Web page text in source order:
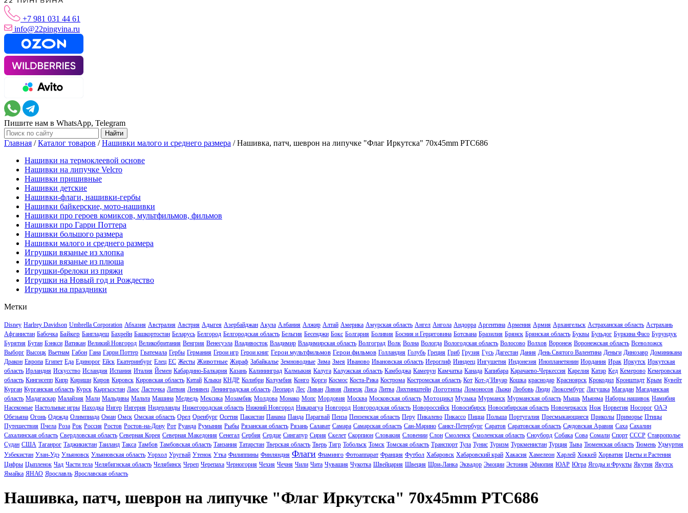
+7 981 031 44 61
info@22pingvina.ru
Пишите нам в WhatsApp, Telegram
Главная /Каталог товаров /Нашивки малого и среднего размера /Нашивка, патч, шеврон на липучке "Флаг Иркутска" 70x45mm PTC686
Нашивки на термоклеевой основе
Нашивки на липучке Velcro
Нашивки пришивные
Нашивки детские
Нашивки-флаги, нашивки-гербы
Нашивки байкерские, мото-нашивки
Нашивки про героев комиксов, мультфильмов, фильмов
Нашивки про Гарри Поттера
Нашивки большого размера
Нашивки малого и среднего размера
Игрушки вязаные из хлопка
Игрушки вязаные из плюша
Игрушки-брелоки из пряжи
Игрушки на Новый год и Рождество
Игрушки на праздники
Метки
Disney Harlrey Davidson Umbrella Corporation Абхазия Австралия Австрия Адыгея Азербайджан Акула Албания Алжир Алтай Америка Амурская область Ангел Ангола Андорра Аргентина Армения Армия Архангельск Астраханская область Астрахань
Афганистан Бабочка Байкер Бангладеш Бахрейн Башкортостан Беларусь Белгород Белгородская область Бельгия Бесенджи Бокс Болгария Боливия Босния и Герцеговина Ботсвана Бразилия Брянск Брянская область Буквы Бульдог Буркина Фасо Бурундук
Бурятия Бутан Бэнкси Ватикан Великий Новгород Великобритания Венгрия Венесуэла Владивосток Владимир Владимирская область Волгоград Волк Волна Вологда Вологодская область Волосово Волхов Воронеж Воронежская область Всеволожск
Выборг Высоцк Вьетнам Габон Гана Гарри Поттер Гватемала Гербы Германия Герои игр Герои книг Герои мультфильмов Герои фильмов Голландия Голубь Греция Гриб Грузия Гусь Дагестан Дания День Святого Валентина Деньги Динозавр Доминикана
Дракон Европа Египет Еда Единорог Ейск Екатеринбург Елец ЕС Жесты Животные Жираф Забайкалье Земноводные Зима Змея Иваново Ивановская область Иероглиф Ииндеец Ингушетия Индонезия Инопланетянин Иордания Ирак Иркутск Иркутская
область Ирландия Искусство Исландия Испания Италия Йемен Кабардино-Балкария Казань Калининград Калмыкия Калуга Калужская область Камбоджа Камерун Камчатка Канада Капибара Карачаево-Черкессия Карелия Катар Кед Кемерово Кемеровская
область Кингисепп Кипр Кириши Киров Кировск Кировская область Китай Клыки КНДР Колибри Колумбия Конго Корги Космос Коста-Рика Кострома Костромская область Кот Кот-д’Ивуар Кошка краснодар Красноярск Крокодил Кронштадт Крым Кувейт
Курган Курганская область Курск Кыргызстан Лаос Ласточка Латвия Ленивец Ленинградская область Леопард Лес Ливан Ливия Липецк Лиса Литва Лихтинштейн Логотипы Ломоносов Лыжи Любовь Люди Люксембург Лягушка Магадан Магаданская
область Мадагаскар Малайзия Мали Мальдивы Мальта Машина Медведь Мексика Мозамбик Молдова Монако Мопс Мордовия Москва Московская область Мотоцикл Музыка Мурманск Мурманская область Мышь Мьянма Наборы нашивок Намибия
Насекомые Настольные игры Находка Нигер Нигерия Нидерланды Нижегородская область Нижний Новгород Никарагуа Новгород Новгородская область Новороссийск Новосибирск Новосибирская область Новочеркасск Нож Норвегия Носорог ОАЭ
Обезьяна Огонь Одежда Олимпиада Оман Омск Омская область Орел Оренбург Осетия Пакистан Панама Панда Парагвай Пенза Пензенская область Перу Пикалево Пикассо Пицца Польша Португалия Пресмыкающиеся Приколы Приморье Птицы
Путешествия Пчела Роза Рок Россия Ростов Ростов-на-Дону Рот Руанда Румыния Рыбы Рязанская область Рязань Салават Самара Самарская область Сан-Марино Санкт-Петербург Саратов Саратовская область Саудовская Аравия Саха Сахалин
Сахалинская область Свердловская область Северная Корея Северная Македония Сенегал Сербия Сердце Сингапур Сирия Скелет Скорпион Словакия Словении Слон Смоленск Смоленская область Сноуборд Собака Сова Сомали Спорт СССР Ставрополье
Судан США Таганрог Таджикистан Таиланд Такса Тамбов Тамбовская область Танзания Татарстан Тверская область Тверь Тигр Тобольск Томск Томская область Транспорт Тула Тунис Туризм Туркменистан Турция Тыва Тюменская область Тюмень Удмуртия
Узбекистан Улан-Удэ Ульяновск Ульяновская область Уорхол Уругвай Утенок Утка Филиппины Финляндия Флаги Фламинго Фотоаппарат Франция Футбол Хабаровск Хабаровский край Хакасия Хамелеон Харлей Хоккей Хорватия Цветы и Растения
Цифры Цыпленок Чад Части тела Челябигнская область Челябинск Череп Черепаха Черногория Чехия Чечня Чили Чита Чувашия Чукотка Швейцария Швеция Шри-Ланка Эквадор Эмоции Эстония Эфиопия ЮАР Югра Ягоды и Фрукты Якутия Якутск
Ямайка ЯНАО Ярославль Ярославская область
Нашивка, патч, шеврон на липучке "Флаг Иркутска" 70x45mm PTC686